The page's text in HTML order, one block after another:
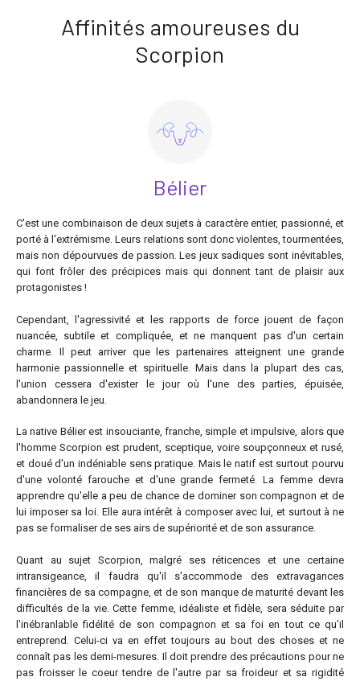
Affinités amoureuses du
Scorpion
Bélier
C'est une combinaison de deux sujets à caractère entier, passionné, et
porté à l'extrémisme. Leurs relations sont donc violentes, tourmentées,
mais non dépourvues de passion. Les jeux sadiques sont inévitables,
qui font frôler des précipices mais qui donnent tant de plaisir aux
protagonistes !
Cependant, l'agressivité et les rapports de force jouent de façon
nuancée, subtile et compliquée, et ne manquent pas d'un certain
charme. Il peut arriver que les partenaires atteignent une grande
harmonie passionnelle et spirituelle. Mais dans la plupart des cas,
l'union cessera d'exister le jour où l'une des parties, épuisée,
abandonnera le jeu.
La native Bélier est insouciante, franche, simple et impulsive, alors que
l'homme Scorpion est prudent, sceptique, voire soupçonneux et rusé,
et doué d'un indéniable sens pratique. Mais le natif est surtout pourvu
d'une volonté farouche et d'une grande fermeté. La femme devra
apprendre qu'elle a peu de chance de dominer son compagnon et de
lui imposer sa loi. Elle aura intérêt à composer avec lui, et surtout à ne
pas se formaliser de ses airs de supériorité et de son assurance.
Quant au sujet Scorpion, malgré ses réticences et une certaine
intransigeance, il faudra qu'il s'accommode des extravagances
financières de sa compagne, et de son manque de maturité devant les
difficultés de la vie. Cette femme, idéaliste et fidèle, sera séduite par
l'inébranlable fidélité de son compagnon et sa foi en tout ce qu'il
entreprend. Celui-ci va en effet toujours au bout des choses et ne
connaît pas les demi-mesures. Il doit prendre des précautions pour ne
pas froisser le coeur tendre de l'autre par sa froideur et sa rigidité